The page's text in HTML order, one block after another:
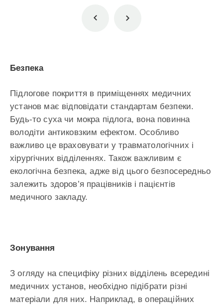
Безпека
Підлогове покриття в приміщеннях медичних
установ має відповідати стандартам безпеки.
Будь-то суха чи мокра підлога, вона повинна
володіти антиковзким ефектом. Особливо
важливо це враховувати у травматологічних і
хірургічних відділеннях. Також важливим є
екологічна безпека, адже від цього безпосередньо
залежить здоров’я працівників і пацієнтів
медичного закладу.
Зонування
З огляду на специфіку різних відділень всередині
медичних установ, необхідно підібрати різні
матеріали для них. Наприклад, в операційних